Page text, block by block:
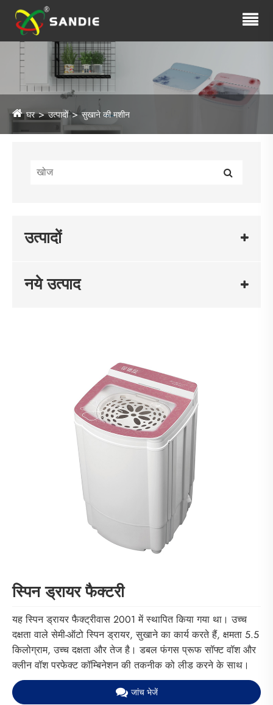
घर उत्पादों सुखाने की मशीन
उत्पादों
नये उत्पाद
स्पिन ड्रायर फैक्टरी
यह स्पिन ड्रायर फैक्ट्रीवास 2001 में स्थापित किया गया था। उच्च
दक्षता वाले सेमी-ऑटो स्पिन ड्रायर, सुखाने का कार्य करते हैं, क्षमता 5.5
किलोग्राम, उच्च दक्षता और तेज है। डबल फंगस प्रूफ सॉफ्ट वॉश और
क्लीन वॉश परफेक्ट कॉम्बिनेशन की तकनीक को लीड करने के साथ।
जांच भेजें